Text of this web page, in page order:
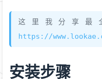
这里我分享最
https://
安装步骤